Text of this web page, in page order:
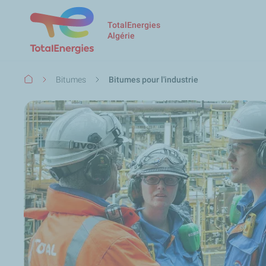
TotalEnergies
Algérie
Fil
Bitumes Bitumes pour l'industrie